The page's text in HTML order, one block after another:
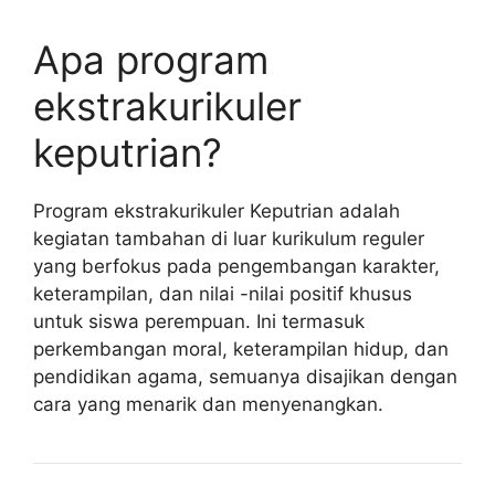
Apa program
ekstrakurikuler
keputrian?
Program ekstrakurikuler Keputrian adalah
kegiatan tambahan di luar kurikulum reguler
yang berfokus pada pengembangan karakter,
keterampilan, dan nilai -nilai positif khusus
untuk siswa perempuan. Ini termasuk
perkembangan moral, keterampilan hidup, dan
pendidikan agama, semuanya disajikan dengan
cara yang menarik dan menyenangkan.